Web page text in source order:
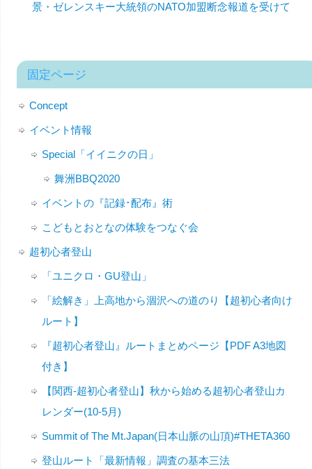
景・ゼレンスキー大統領のNATO加盟断念報道を受けて
固定ページ
Concept
イベント情報
Special「イイニクの日」
舞洲BBQ2020
イベントの『記録･配布』術
こどもとおとなの体験をつなぐ会
超初心者登山
「ユニクロ・GU登山」
「絵解き」上高地から涸沢への道のり【超初心者向け
ルート】
『超初心者登山』ルートまとめページ【PDF A3地図
付き】
【関西-超初心者登山】秋から始める超初心者登山カ
レンダー(10-5月)
Summit of The Mt.Japan(日本山脈の山頂)#THETA360
登山ルート「最新情報」調査の基本三法